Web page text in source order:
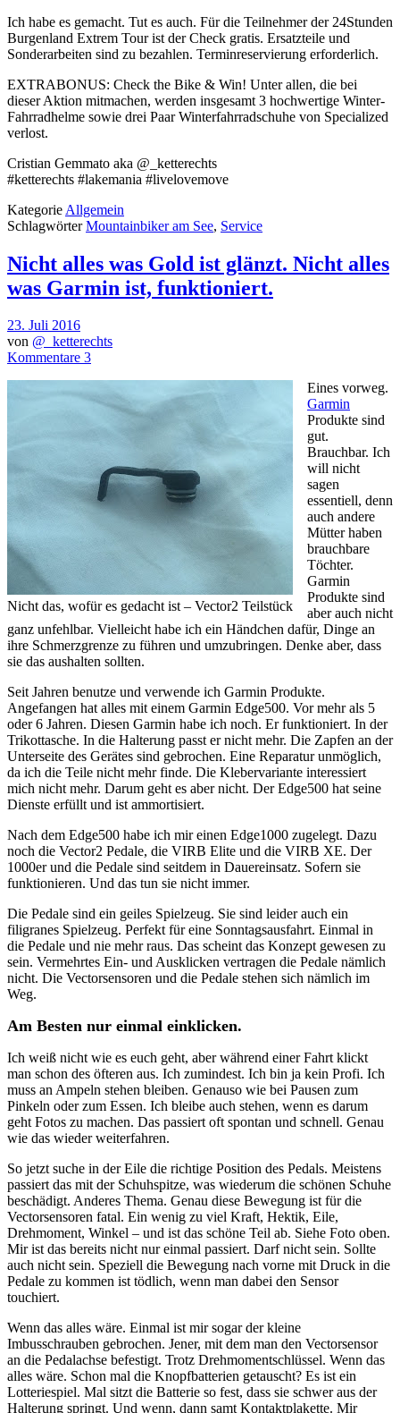
Ich habe es gemacht. Tut es auch. Für die Teilnehmer der 24Stunden
Burgenland Extrem Tour ist der Check gratis. Ersatzteile und
Sonderarbeiten sind zu bezahlen. Terminreservierung erforderlich.
EXTRABONUS: Check the Bike & Win! Unter allen, die bei
dieser Aktion mitmachen, werden insgesamt 3 hochwertige Winter-
Fahrradhelme sowie drei Paar Winterfahrradschuhe von Specialized
verlost.
Cristian Gemmato aka @_ketterechts
#ketterechts #lakemania #livelovemove
Kategorie Allgemein
SchlagwörterMountainbiker am See, Service
Nicht alles was Gold ist glänzt. Nicht alles
was Garmin ist, funktioniert.
23. Juli 2016
von @_ketterechts
Kommentare 3
Nicht das, wofür es gedacht ist – Vector2 Teilstück
Eines vorweg.
Garmin
Produkte sind
gut.
Brauchbar. Ich
will nicht
sagen
essentiell, denn
auch andere
Mütter haben
brauchbare
Töchter.
Garmin
Produkte sind
aber auch nicht
ganz unfehlbar. Vielleicht habe ich ein Händchen dafür, Dinge an
ihre Schmerzgrenze zu führen und umzubringen. Denke aber, dass
sie das aushalten sollten.
Seit Jahren benutze und verwende ich Garmin Produkte.
Angefangen hat alles mit einem Garmin Edge500. Vor mehr als 5
oder 6 Jahren. Diesen Garmin habe ich noch. Er funktioniert. In der
Trikottasche. In die Halterung passt er nicht mehr. Die Zapfen an der
Unterseite des Gerätes sind gebrochen. Eine Reparatur unmöglich,
da ich die Teile nicht mehr finde. Die Klebervariante interessiert
mich nicht mehr. Darum geht es aber nicht. Der Edge500 hat seine
Dienste erfüllt und ist ammortisiert.
Nach dem Edge500 habe ich mir einen Edge1000 zugelegt. Dazu
noch die Vector2 Pedale, die VIRB Elite und die VIRB XE. Der
1000er und die Pedale sind seitdem in Dauereinsatz. Sofern sie
funktionieren. Und das tun sie nicht immer.
Die Pedale sind ein geiles Spielzeug. Sie sind leider auch ein
filigranes Spielzeug. Perfekt für eine Sonntagsausfahrt. Einmal in
die Pedale und nie mehr raus. Das scheint das Konzept gewesen zu
sein. Vermehrtes Ein- und Ausklicken vertragen die Pedale nämlich
nicht. Die Vectorsensoren und die Pedale stehen sich nämlich im
Weg.
Am Besten nur einmal einklicken.
Ich weiß nicht wie es euch geht, aber während einer Fahrt klickt
man schon des öfteren aus. Ich zumindest. Ich bin ja kein Profi. Ich
muss an Ampeln stehen bleiben. Genauso wie bei Pausen zum
Pinkeln oder zum Essen. Ich bleibe auch stehen, wenn es darum
geht Fotos zu machen. Das passiert oft spontan und schnell. Genau
wie das wieder weiterfahren.
So jetzt suche in der Eile die richtige Position des Pedals. Meistens
passiert das mit der Schuhspitze, was wiederum die schönen Schuhe
beschädigt. Anderes Thema. Genau diese Bewegung ist für die
Vectorsensoren fatal. Ein wenig zu viel Kraft, Hektik, Eile,
Drehmoment, Winkel – und ist das schöne Teil ab. Siehe Foto oben.
Mir ist das bereits nicht nur einmal passiert. Darf nicht sein. Sollte
auch nicht sein. Speziell die Bewegung nach vorne mit Druck in die
Pedale zu kommen ist tödlich, wenn man dabei den Sensor
touchiert.
Wenn das alles wäre. Einmal ist mir sogar der kleine
Imbusschrauben gebrochen. Jener, mit dem man den Vectorsensor
an die Pedalachse befestigt. Trotz Drehmomentschlüssel. Wenn das
alles wäre. Schon mal die Knopfbatterien getauscht? Es ist ein
Lotteriespiel. Mal sitzt die Batterie so fest, dass sie schwer aus der
Halterung springt. Und wenn, dann samt Kontaktplakette. Mir